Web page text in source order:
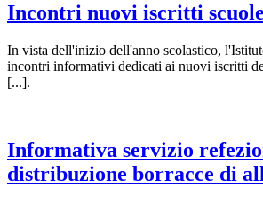
Incontri nuovi iscritti
In vista dell'inizio dell'anno scolastico,
incontri informativi dedicati ai nuovi iscritti
[...].
Informativa servizio
distribuzione borracce di